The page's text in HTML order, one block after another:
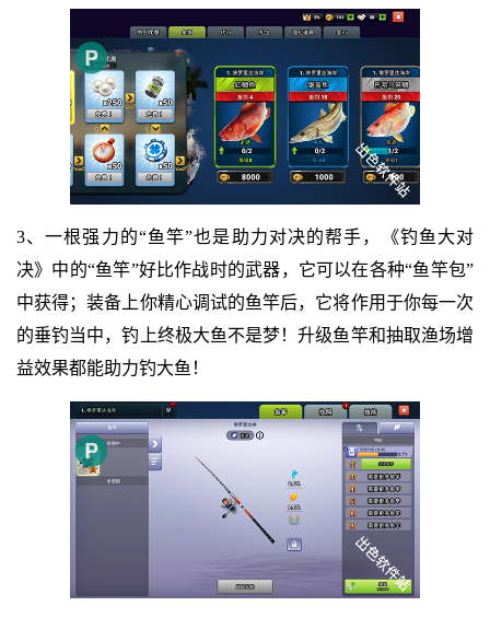
3、一根强力的“鱼竿”也是助力对决的帮手，《钓鱼大对
决》中的“鱼竿”好比作战时的武器，它可以在各种“鱼竿包”
中获得；装备上你精心调试的鱼竿后，它将作用于你每一次
的垂钓当中，钓上终极大鱼不是梦！升级鱼竿和抽取渔场增
益效果都能助力钓大鱼！